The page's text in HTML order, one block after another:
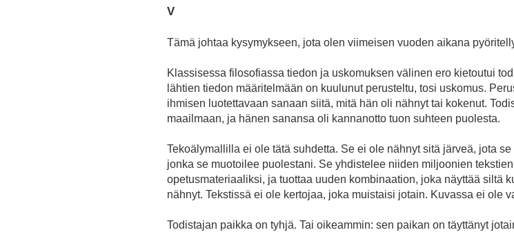
V
Tämä johtaa kysymykseen, jota olen viimeisen vuoden aikana
Klassisessa filosofiassa tiedon ja uskomuksen välinen ero kietoutui
lähtien tiedon määritelmään on kuulunut perusteltu, tosi uskomus.
ihmisen luotettavaan sanaan siitä, mitä hän oli nähnyt tai kokenut.
maailmaan, ja hänen sanansa oli kannanotto tuon suhteen puolesta.
Tekoälymallilla ei ole tätä suhdetta. Se ei ole nähnyt sitä järveä, jota
jonka se muotoilee puolestani. Se yhdistelee niiden miljoonien
opetusmateriaaliksi, ja tuottaa uuden kombinaation, joka näyttää siltä
nähnyt. Tekstissä ei ole kertojaa, joka muistaisi jotain. Kuvassa ei ole
Todistajan paikka on tyhjä. Tai oikeammin: sen paikan on täyttänyt